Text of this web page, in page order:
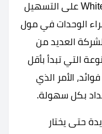
حرصت شركة White Eagle Developments على التسهيل
الوحدات في مول
العديد من
التي تبدأ بأقل
الأمر الذي
بكل سهولة.
حتى يختار